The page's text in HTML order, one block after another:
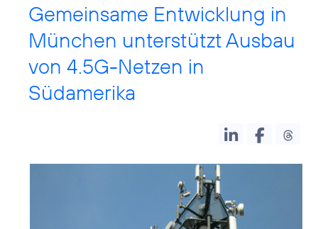
Gemeinsame Entwicklung in
München unterstützt Ausbau
von 4.5G-Netzen in
Südamerika